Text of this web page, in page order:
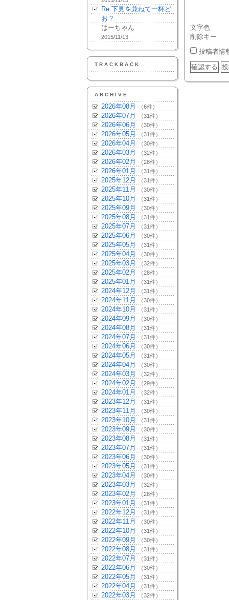
Re:下見を兼ねて一杯ど
お？
はーちゃん
2015/11/13
TRACKBACK
ARCHIVE
2026年08月 （6件）
2026年07月 （31件）
2026年06月 （30件）
2026年05月 （31件）
2026年04月 （30件）
2026年03月 （32件）
2026年02月 （28件）
2026年01月 （31件）
2025年12月 （31件）
2025年11月 （30件）
2025年10月 （31件）
2025年09月 （30件）
2025年08月 （31件）
2025年07月 （31件）
2025年06月 （30件）
2025年05月 （31件）
2025年04月 （30件）
2025年03月 （32件）
2025年02月 （28件）
2025年01月 （31件）
2024年12月 （31件）
2024年11月 （30件）
2024年10月 （31件）
2024年09月 （30件）
2024年08月 （31件）
2024年07月 （31件）
2024年06月 （30件）
2024年05月 （31件）
2024年04月 （30件）
2024年03月 （32件）
2024年02月 （29件）
2024年01月 （32件）
2023年12月 （31件）
2023年11月 （30件）
2023年10月 （31件）
2023年09月 （30件）
2023年08月 （31件）
2023年07月 （31件）
2023年06月 （30件）
2023年05月 （31件）
2023年04月 （30件）
2023年03月 （32件）
2023年02月 （28件）
2023年01月 （31件）
2022年12月 （31件）
2022年11月 （30件）
2022年10月 （31件）
2022年09月 （30件）
2022年08月 （31件）
2022年07月 （31件）
2022年06月 （30件）
2022年05月 （31件）
2022年04月 （31件）
2022年03月 （32件）
文字色
削除キー
投稿者情